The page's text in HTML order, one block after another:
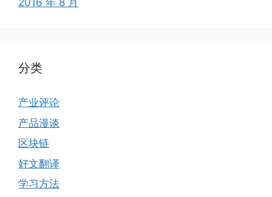
2016 年 8 月
分类
产业评论
产品漫谈
区块链
好文翻译
学习方法